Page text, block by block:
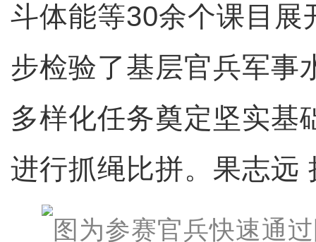
斗体能等30余个课目展
步检验了基层官兵军事
多样化任务奠定坚实基
进行抓绳比拼。果志